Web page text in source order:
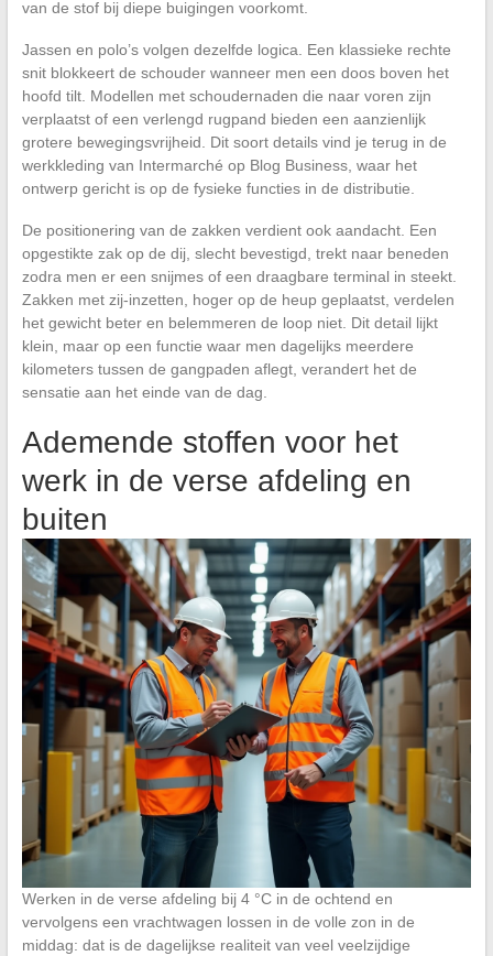
van de stof bij diepe buigingen voorkomt.
Jassen en polo’s volgen dezelfde logica. Een klassieke rechte
snit blokkeert de schouder wanneer men een doos boven het
hoofd tilt. Modellen met schoudernaden die naar voren zijn
verplaatst of een verlengd rugpand bieden een aanzienlijk
grotere bewegingsvrijheid. Dit soort details vind je terug in de
werkkleding van Intermarché op Blog Business, waar het
ontwerp gericht is op de fysieke functies in de distributie.
De positionering van de zakken verdient ook aandacht. Een
opgestikte zak op de dij, slecht bevestigd, trekt naar beneden
zodra men er een snijmes of een draagbare terminal in steekt.
Zakken met zij-inzetten, hoger op de heup geplaatst, verdelen
het gewicht beter en belemmeren de loop niet. Dit detail lijkt
klein, maar op een functie waar men dagelijks meerdere
kilometers tussen de gangpaden aflegt, verandert het de
sensatie aan het einde van de dag.
Ademende stoffen voor het
werk in de verse afdeling en
buiten
Werken in de verse afdeling bij 4 °C in de ochtend en
vervolgens een vrachtwagen lossen in de volle zon in de
middag: dat is de dagelijkse realiteit van veel veelzijdige